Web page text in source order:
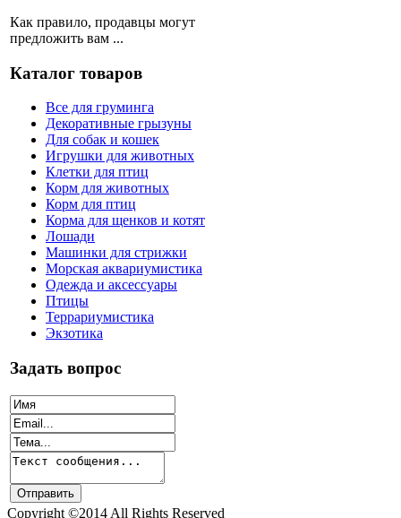
Как правило, продавцы могут
предложить вам ...
Каталог товаров
Все для груминга
Декоративные грызуны
Для собак и кошек
Игрушки для животных
Клетки для птиц
Корм для животных
Корм для птиц
Корма для щенков и котят
Лошади
Машинки для стрижки
Морская аквариумистика
Одежда и аксессуары
Птицы
Террариумистика
Экзотика
Задать вопрос
Copyright ©2014 All Rights Reserved